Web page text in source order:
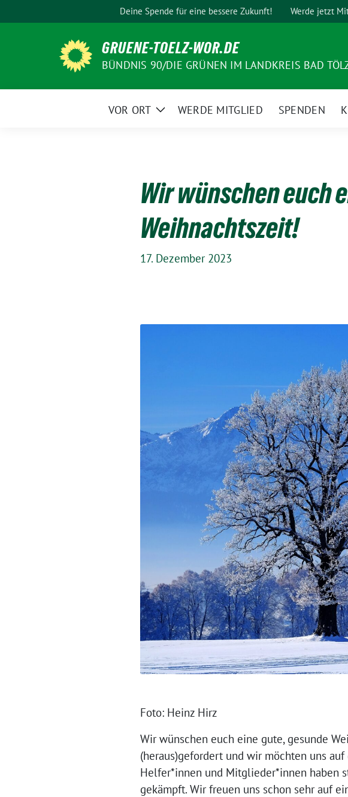
zum
Deine Spende für eine bessere Zukunft! Werde jetzt
GRUENE-TOELZ-WOR.DE
BÜNDNIS 90/DIE GRÜNEN IM LANDKREIS BAD
VOR ORT
ZeigeWERDE MITGLIED SPENDEN
Wir wünschen euch
Weihnachtszeit!
17. Dezember 2023
Foto: Heinz Hirz
Wir wünschen euch eine gute, gesunde
(heraus)gefordert und wir möchten uns
Helfer*innen und Mitglieder*innen haben
gekämpft. Wir freuen uns schon sehr auf